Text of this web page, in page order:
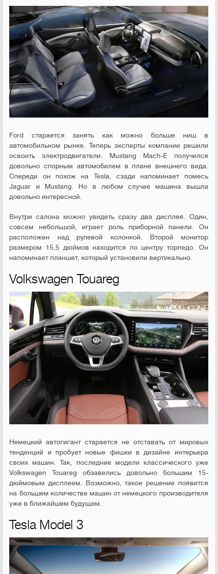
Ford старается занять как можно больше ниш в
автомобильном рынке. Теперь эксперты компании решили
освоить электродвигатели. Mustang Mach-E получился
довольно спорным автомобилем в плане внешнего вида.
Спереди он похож на Tesla, сзади напоминает помесь
Jaguar и Mustang. Но в любом случае машина вышла
довольно интересной.
Внутри салона можно увидеть сразу два дисплея. Один,
совсем небольшой, играет роль приборной панели. Он
расположен над рулевой колонкой. Второй монитор
размером 15,5 дюймов находится по центру торпедо. Он
напоминает планшет, который установили вертикально.
Volkswagen Touareg
Немецкий автогигант старается не отставать от мировых
тенденций и пробует новые фишки в дизайне интерьера
своих машин. Так, последние модели классического уже
Volkswagen Touareg обзавелись довольно большим 15-
дюймовым дисплеем. Возможно, такое решение появится
на большем количестве машин от немецкого производителя
уже в ближайшем будущем.
Tesla Model 3